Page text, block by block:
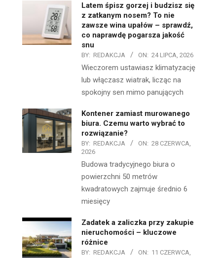
Latem śpisz gorzej i budzisz się
z zatkanym nosem? To nie
zawsze wina upałów – sprawdź,
co naprawdę pogarsza jakość
snu
BY: REDAKCJA ON: 24 LIPCA, 2026
Wieczorem ustawiasz klimatyzację
lub włączasz wiatrak, licząc na
spokojny sen mimo panujących
Kontener zamiast murowanego
biura. Czemu warto wybrać to
rozwiązanie?
BY: REDAKCJA ON: 28 CZERWCA,
2026
Budowa tradycyjnego biura o
powierzchni 50 metrów
kwadratowych zajmuje średnio 6
miesięcy
Zadatek a zaliczka przy zakupie
nieruchomości – kluczowe
różnice
BY: REDAKCJA ON: 11 CZERWCA,